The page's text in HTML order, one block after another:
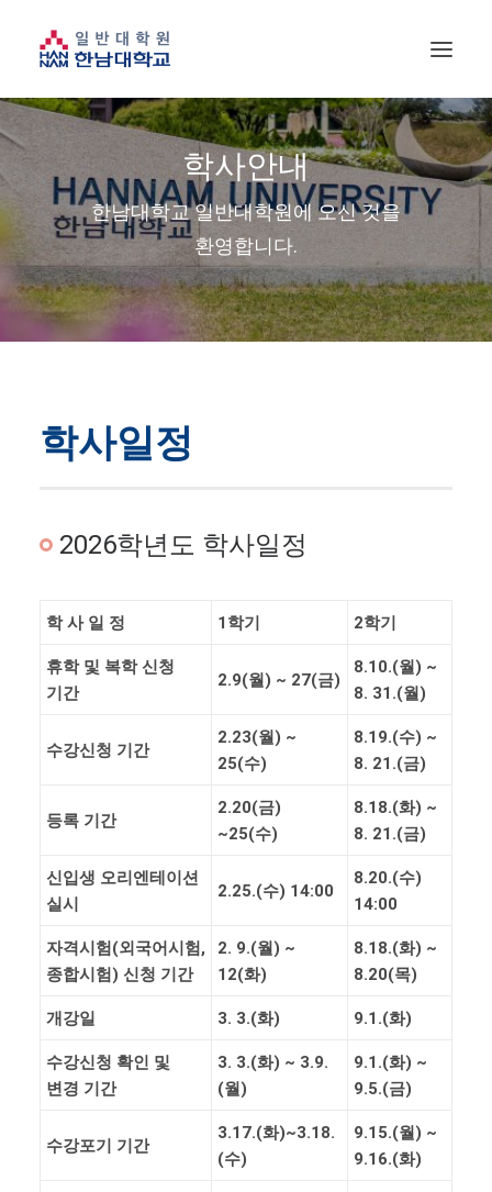
학사안내
한남대학교 일반대학원에 오신 것을
환영합니다.
학사일정
2026학년도 학사일정
학 사 일 정 1 학기 2학기
휴학 및 복학 신청
기간
2.9(월) ~ 27(금)
8.10.(월) ~
8. 31.(월)
수강신청 기간
2.23(월) ~
25(수)
8.19.(수) ~
8. 21.(금)
등록 기간
2.20(금)
~25(수)
8.18.(화) ~
8. 21.(금)
신입생 오리엔테이션
실시
2.25.(수) 14:00
8.20.(수)
14:00
자격시험(외국어시험,
종합시험) 신청 기간
2. 9.(월) ~
12(화)
8.18.(화) ~
8.20(목)
개강일 3. 3.(화) 9.1.(화)
수강신청 확인 및
변경 기간
3. 3.(화) ~ 3.9.
(월)
9.1.(화) ~
9.5.(금)
수강포기 기간
3.17.(화)~3.18.
(수)
9.15.(월) ~
9.16.(화)